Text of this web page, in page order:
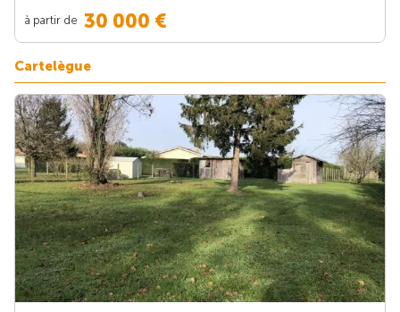
à partir de 30 000 €
Cartelègue